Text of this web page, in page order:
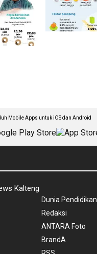
Mobile Apps untuk iOS dan Android
Kalteng
Dunia Pendidikan
Redaksi
ANTARA Foto
BrandA